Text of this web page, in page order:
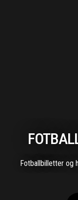
Fotballbilletter og